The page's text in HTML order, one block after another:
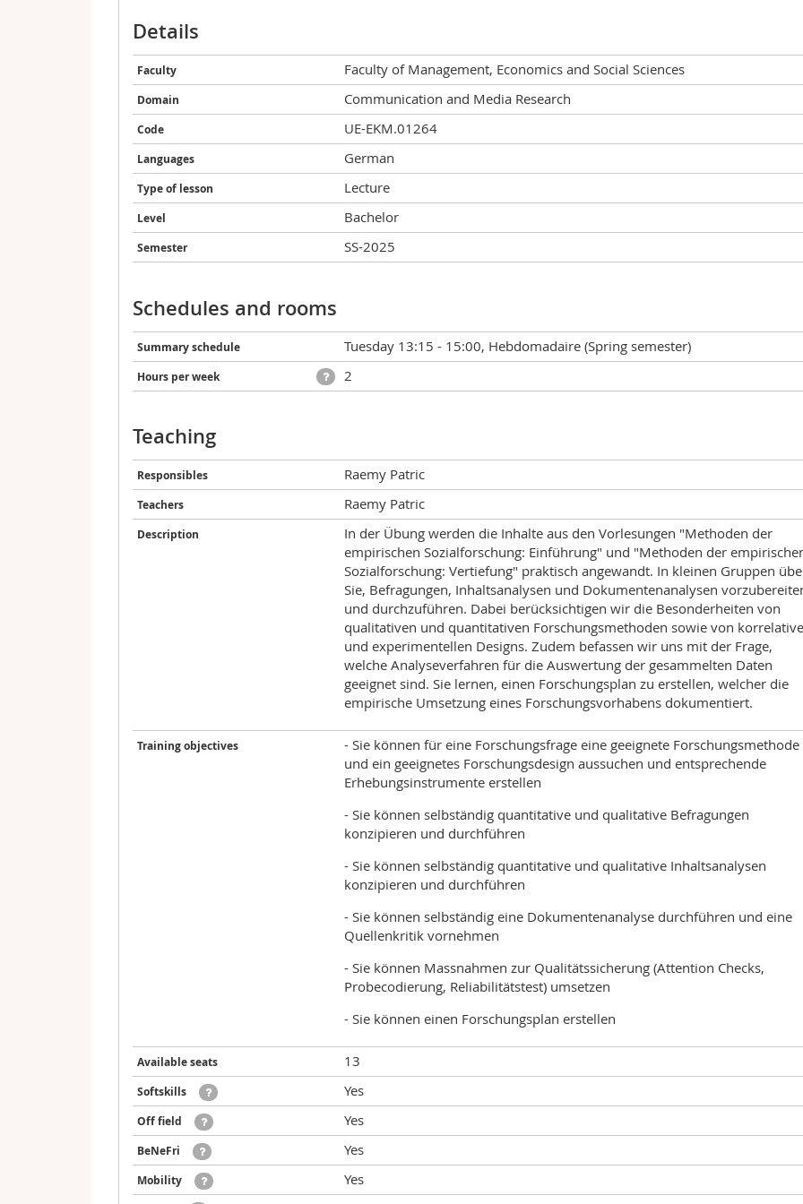
Details
Faculty Faculty of Management, Economics and Social Sciences
Domain Communication and Media Research
Code UE-EKM.01264
Languages German
Type of lesson Lecture
Level Bachelor
Semester SS-2025
Schedules and rooms
Summary schedule Tuesday 13:15 - 15:00, Hebdomadaire (Spring semester)
Hours per week 2
Teaching
Responsibles Raemy Patric
Teachers Raemy Patric
Description
In der Übung werden die Inhalte aus den Vorlesungen "Methoden der
empirischen Sozialforschung: Einführung" und "Methoden der
Sozialforschung: Vertiefung" praktisch angewandt. In kleinen Gruppen
Sie, Befragungen, Inhaltsanalysen und Dokumentenanalysen
und durchzuführen. Dabei berücksichtigen wir die Besonderheiten von
qualitativen und quantitativen Forschungsmethoden sowie von
und experimentellen Designs. Zudem befassen wir uns mit der Frage,
welche Analyseverfahren für die Auswertung der gesammelten Daten
geeignet sind. Sie lernen, einen Forschungsplan zu erstellen, welcher die
empirische Umsetzung eines Forschungsvorhabens dokumentiert.
Training objectives
- Sie können für eine Forschungsfrage eine geeignete Forschungsmethode
und ein geeignetes Forschungsdesign aussuchen und entsprechende
Erhebungsinstrumente erstellen
- Sie können selbständig quantitative und qualitative Befragungen
konzipieren und durchführen
- Sie können selbständig quantitative und qualitative Inhaltsanalysen
konzipieren und durchführen
- Sie können selbständig eine Dokumentenanalyse durchführen und eine
Quellenkritik vornehmen
- Sie können Massnahmen zur Qualitätssicherung (Attention Checks,
Probecodierung, Reliabilitätstest) umsetzen
- Sie können einen Forschungsplan erstellen
Available seats 13
Softskills Yes
Off field Yes
BeNeFri Yes
Mobility Yes